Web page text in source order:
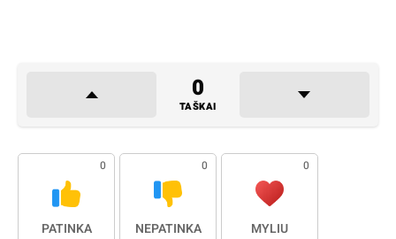
0
TAŠKAI
0
PATINKA
0
NEPATINKA
0
MYLIU